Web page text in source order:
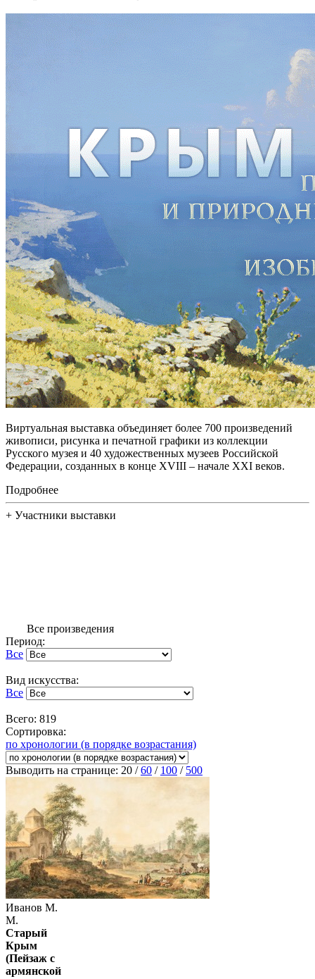
Виртуальная выставка объединяет более 700 произведений
живописи, рисунка и печатной графики из коллекции
Русского музея и 40 художественных музеев Российской
Федерации, созданных в конце XVIII – начале XXI веков.
Подробнее
+ Участники выставки
Все произведения
Период:
Все
Вид искусства:
Все
Всего: 819
Сортировка:
по хронологии (в порядке возрастания)
Выводить на странице: 20 /60 / 100 / 500
Иванов М.
М.
Старый
Крым
(Пейзаж с
армянской